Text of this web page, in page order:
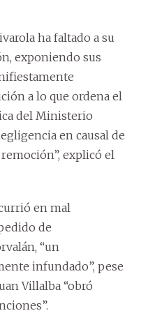
ha faltado a su
exponiendo sus
a lo que ordena el
del Ministerio
en causal de
explicó el
en mal
de
“un
infundado”, pese
Villalba “obró